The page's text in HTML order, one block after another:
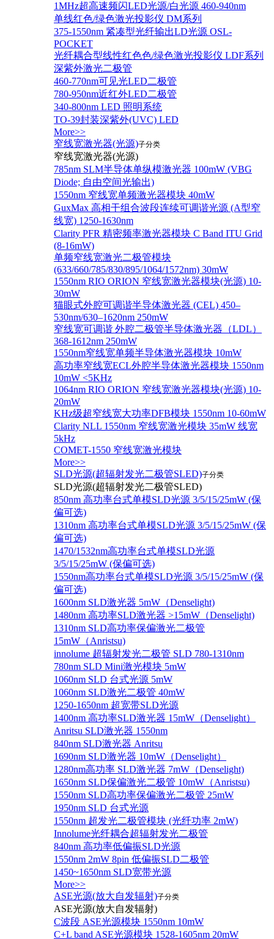
1MHz超高速频闪LED光源/白光源 460-940nm
单线红色/绿色激光投影仪 DM系列
375-1550nm 紧凑型光纤输出LD光源 OSL-
POCKET
光纤耦合型线性红色色/绿色激光投影仪 LDF系列
深紫外激光二极管
460-770nm可见光LED二极管
780-950nm近红外LED二极管
340-800nm LED 照明系统
TO-39封装深紫外(UVC) LED
More>>
窄线宽激光器(光源)子分类
窄线宽激光器(光源)
785nm SLM半导体单纵模激光器 100mW (VBG
Diode; 自由空间光输出)
1550nm 窄线宽单频激光器模块 40mW
GuxMax 高相干组合波段连续可调谐光源 (A型窄
线宽) 1250-1630nm
Clarity PFR 精密频率激光器模块 C Band ITU Grid
(8-16mW)
单频窄线宽激光二极管模块
(633/660/785/830/895/1064/1572nm) 30mW
1550nm RIO ORION 窄线宽激光器模块(光源) 10-
30mW
猫眼式外腔可调谐半导体激光器 (CEL) 450–
530nm/630–1620nm 250mW
窄线宽可调谐 外腔二极管半导体激光器（LDL）
368-1612nm 250mW
1550nm窄线宽单频半导体激光器模块 10mW
高功率窄线宽ECL外腔半导体激光器模块 1550nm
10mW <5KHz
1064nm RIO ORION 窄线宽激光器模块(光源) 10-
20mW
KHz级超窄线宽大功率DFB模块 1550nm 10-60mW
Clarity NLL 1550nm 窄线宽激光模块 35mW 线宽
5kHz
COMET-1550 窄线宽激光模块
More>>
SLD光源(超辐射发光二极管SLED)子分类
SLD光源(超辐射发光二极管SLED)
850nm 高功率台式单模SLD光源 3/5/15/25mW (保
偏可选)
1310nm 高功率台式单模SLD光源 3/5/15/25mW (保
偏可选)
1470/1532nm高功率台式单模SLD光源
3/5/15/25mW (保偏可选)
1550nm高功率台式单模SLD光源 3/5/15/25mW (保
偏可选)
1600nm SLD激光器 5mW（Denselight)
1480nm 高功率SLD激光器 >15mW（Denselight)
1310nm SLD高功率保偏激光二极管
15mW（Anristsu)
innolume 超辐射发光二极管 SLD 780-1310nm
780nm SLD Mini激光模块 5mW
1060nm SLD 台式光源 5mW
1060nm SLD激光二极管 40mW
1250-1650nm 超宽带SLD光源
1400nm 高功率SLD激光器 15mW（Denselight）
Anritsu SLD激光器 1550nm
840nm SLD激光器 Anritsu
1690nm SLD激光器 10mW（Denselight）
1280nm高功率 SLD激光器 7mW（Denselight)
1650nm SLD保偏激光二极管 10mW（Anristsu)
1550nm SLD高功率保偏激光二极管 25mW
1950nm SLD 台式光源
1550nm 超发光二极管模块 (光纤功率 2mW)
Innolume光纤耦合超辐射发光二极管
840nm 高功率低偏振SLD光源
1550nm 2mW 8pin 低偏振SLD二极管
1450~1650nm SLD宽带光源
More>>
ASE光源(放大自发辐射)子分类
ASE光源(放大自发辐射)
C波段 ASE光源模块 1550nm 10mW
C+L band ASE光源模块 1528-1605nm 20mW